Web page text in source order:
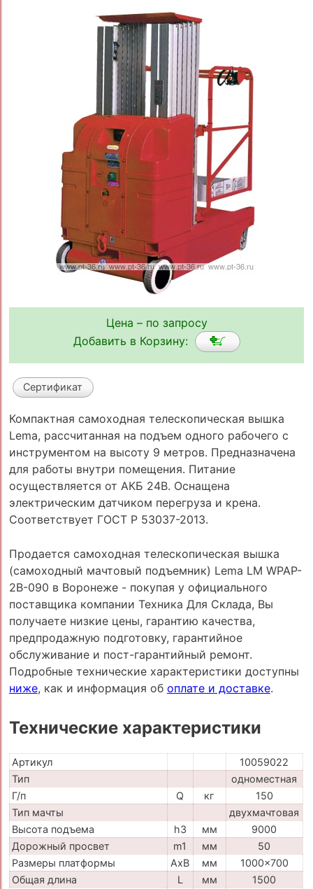
Цена – по запросу
Добавить в Корзину:
Сертификат
Компактная самоходная телескопическая вышка
Lema, рассчитанная на подъем одного рабочего с
инструментом на высоту 9 метров. Предназначена
для работы внутри помещения. Питание
осуществляется от АКБ 24В. Оснащена
электрическим датчиком перегруза и крена.
Соответствует ГОСТ Р 53037-2013.
Продается самоходная телескопическая вышка
(самоходный мачтовый подъемник) Lema LM WPAP-
2B-090 в Воронеже - покупая у официального
поставщика компании Техника Для Склада, Вы
получаете низкие цены, гарантию качества,
предпродажную подготовку, гарантийное
обслуживание и пост-гарантийный ремонт.
Подробные технические характеристики доступны
ниже, как и информация об оплате и доставке.
Технические характеристики
Артикул
10059022
Тип
одноместная
Г/п
Q кг
150
Тип мачты
двухмачтовая
Высота подъема
h3 мм
9000
Дорожный просвет
m1 мм
50
Размеры платформы
AxB мм
1000x700
Общая длина
L мм
1500